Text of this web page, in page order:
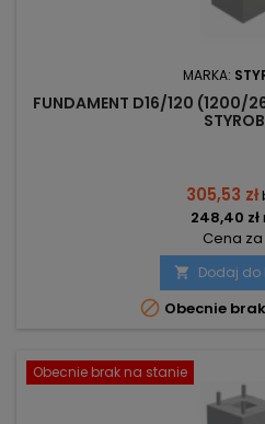
MARKA:
FUNDAMENT D16/120
305,53 zł
248,40 zł
Cena za
 Dodaj do
 Obecnie
Obecnie brak na stanie